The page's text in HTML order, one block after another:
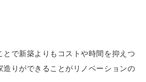
とで新築よりもコストや時間を抑えつ
造りができることがリノベーションの